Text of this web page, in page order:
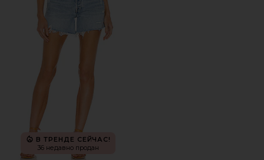
В ТРЕНДЕ СЕЙЧАС!
36 недавно продан